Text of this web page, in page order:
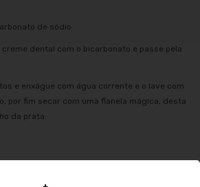
de sódio
dental com o bicarbonato e passe pela
e enxágue com água corrente e o lave com
por fim secar com uma flanela mágica, desta
da prata.